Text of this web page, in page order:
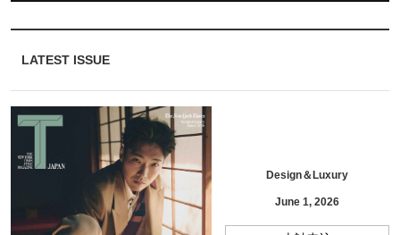
LATEST ISSUE
Design＆Luxury
June 1, 2026